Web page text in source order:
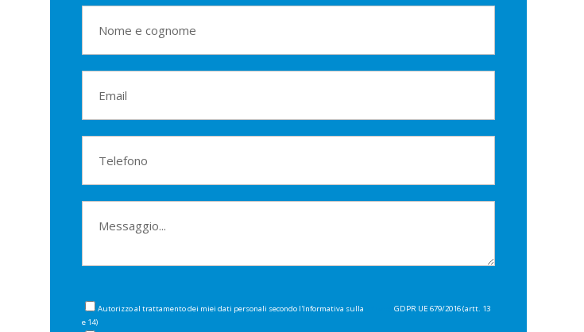
Autorizzo al trattamento dei miei dati personali secondo l'Informativa sulla
GDPR UE 679/2016 (artt. 13
e 14)